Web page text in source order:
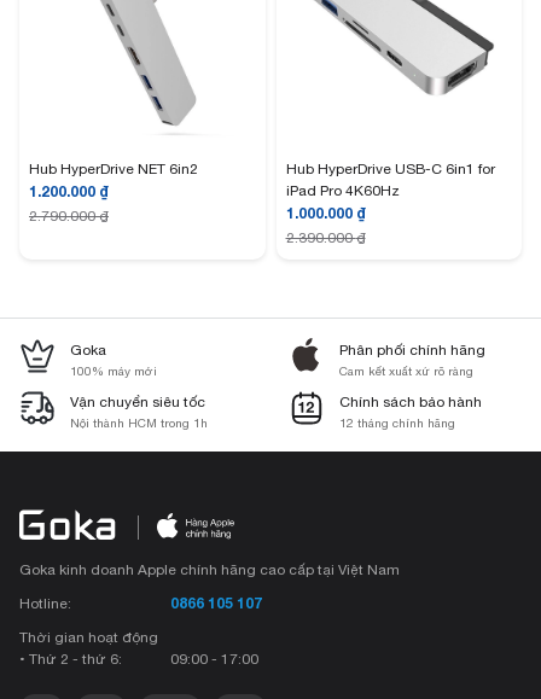
Hub HyperDrive NET 6in2
1.200.000 ₫
2.790.000₫
Hub HyperDrive USB-C 6in1 for
iPad Pro 4K60Hz
1.000.000 ₫
2.390.000₫
Goka
100% máy mới
Phân phối chính hãng
Cam kết xuất xứ rõ ràng
Vận chuyển siêu tốc
Nội thành HCM trong 1h
Chính sách bảo hành
12 tháng chính hãng
Goka kinh doanh Apple chính hãng cao cấp tại Việt Nam
Hotline:
0866 105 107
Thời gian hoạt động
• Thứ 2 - thứ 6:
09:00 - 17:00